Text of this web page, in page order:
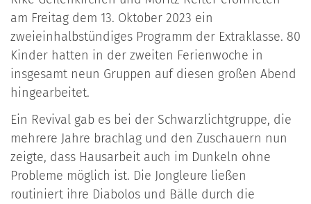
am Freitag dem 13. Oktober 2023 ein
zweieinhalbstündiges Programm der Extraklasse. 80
Kinder hatten in der zweiten Ferienwoche in
insgesamt neun Gruppen auf diesen großen Abend
hingearbeitet.
Ein Revival gab es bei der Schwarzlichtgruppe, die
mehrere Jahre brachlag und den Zuschauern nun
zeigte, dass Hausarbeit auch im Dunkeln ohne
Probleme möglich ist. Die Jongleure ließen
routiniert ihre Diabolos und Bälle durch die